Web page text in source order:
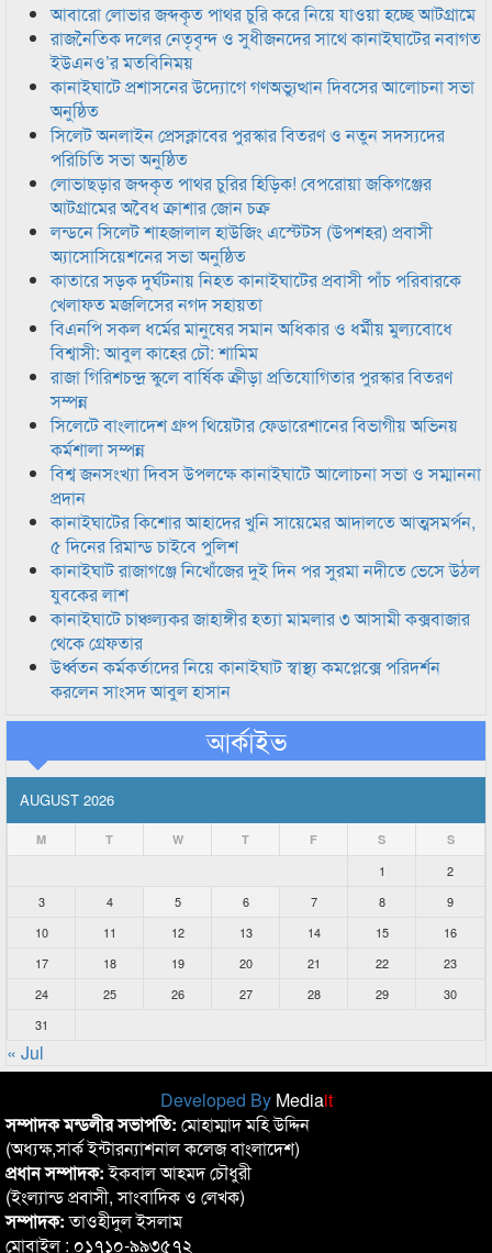
আবারো লোভার জব্দকৃত পাথর চুরি করে নিয়ে যাওয়া হচ্ছে আটগ্রামে
রাজনৈতিক দলের নেতৃবৃন্দ ও সুধীজনদের সাথে কানাইঘাটের নবাগত
ইউএনও’র মতবিনিময়
কানাইঘাটে প্রশাসনের উদ্যোগে গণঅভ্যুত্থান দিবসের আলোচনা সভা
অনুষ্ঠিত
সিলেট অনলাইন প্রেসক্লাবের পুরস্কার বিতরণ ও নতুন সদস্যদের
পরিচিতি সভা অনুষ্ঠিত
লোভাছড়ার জব্দকৃত পাথর চুরির হিড়িক! বেপরোয়া জকিগঞ্জের
আটগ্রামের অবৈধ ক্রাশার জোন চক্র
লন্ডনে সিলেট শাহজালাল হাউজিং এস্টেটস (উপশহর) প্রবাসী
অ্যাসোসিয়েশনের সভা অনুষ্ঠিত
কাতারে সড়ক দুর্ঘটনায় নিহত কানাইঘাটের প্রবাসী পাঁচ পরিবারকে
খেলাফত মজলিসের নগদ সহায়তা
বিএনপি সকল ধর্মের মানুষের সমান অধিকার ও ধর্মীয় মুল্যবোধে
বিশ্বাসী: আবুল কাহের চৌ: শামিম
রাজা গিরিশচন্দ্র স্কুলে বার্ষিক ক্রীড়া প্রতিযোগিতার পুরস্কার বিতরণ
সম্পন্ন
সিলেটে বাংলাদেশ গ্রুপ থিয়েটার ফেডারেশানের বিভাগীয় অভিনয়
কর্মশালা সম্পন্ন
বিশ্ব জনসংখ্যা দিবস উপলক্ষে কানাইঘাটে আলোচনা সভা ও সম্মাননা
প্রদান
কানাইঘাটের কিশোর আহাদের খুনি সায়েমের আদালতে আত্মসমর্পন,
৫ দিনের রিমান্ড চাইবে পুলিশ
কানাইঘাট রাজাগঞ্জে নিখোঁজের দুই দিন পর সুরমা নদীতে ভেসে উঠল
যুবকের লাশ
কানাইঘাটে চাঞ্চল্যকর জাহাঙ্গীর হত্যা মামলার ৩ আসামী কক্সবাজার
থেকে গ্রেফতার
উর্ধ্বতন কর্মকর্তাদের নিয়ে কানাইঘাট স্বাস্থ্য কমপ্লেক্সে পরিদর্শন
করলেন সাংসদ আবুল হাসান
আর্কাইভ
AUGUST 2026
M T W T F S S
1
2
3
4 5 6 7 8
9
10
11 12 13 14 15
16
17
18 19 20 21 22
23
24
25 26 27 28 29
30
31
« Jul
Developed By Mediait
সম্পাদক মন্ডলীর সভাপতি: মোহাম্মাদ মহি উদ্দিন
(অধ্যক্ষ,সার্ক ইন্টারন্যাশনাল কলেজ বাংলাদেশ)
প্রধান সম্পাদক:ইকবাল আহমদ চৌধুরী
(ইংল্যান্ড প্রবাসী, সাংবাদিক ও লেখক)
সম্পাদক:তাওহীদুল ইসলাম
মোবাইল : ০১৭১০-৯৯৩৫৭২